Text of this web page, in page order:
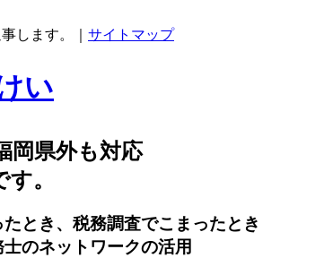
します。｜ サイトマップ
い
岡県外も対応
。
とき、税務調査でこまったとき
のネットワークの活用